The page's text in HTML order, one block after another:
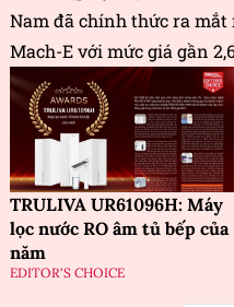
Nam đã chính thức ra mắt
Mach-E với mức giá gần
TRULIVA UR61096H: Máy
lọc nước RO âm tủ bếp của
năm
EDITOR'S CHOICE